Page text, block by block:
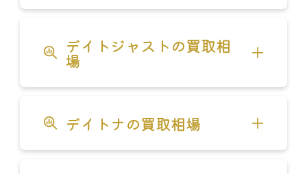
中古品
円
ロレックス サブマリーナー
GMTマスター 16700 ブラッ
中古品
デイトジャストの買取相
場
デイトジャスト31
未使用品
デイトナの買取相場
デイトナ 116523G